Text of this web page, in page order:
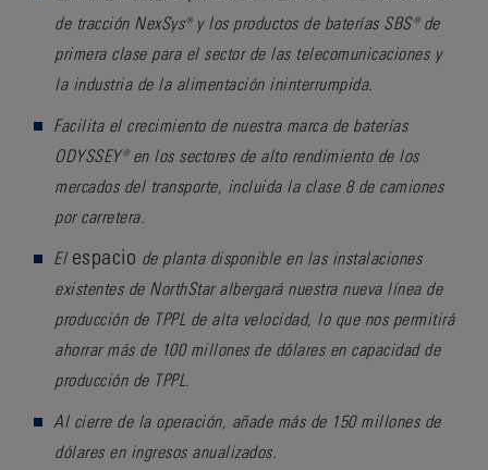
de tracción NexSys® y los productos de baterías SBS® de
primera clase para el sector de las telecomunicaciones y
la industria de la alimentación ininterrumpida.
Facilita el crecimiento de nuestra marca de baterías
ODYSSEY® en los sectores de alto rendimiento de los
mercados del transporte, incluida la clase 8 de camiones
por carretera.
El espacio de planta disponible en las instalaciones
existentes de NorthStar albergará nuestra nueva línea de
producción de TPPL de alta velocidad, lo que nos permitirá
ahorrar más de 100 millones de dólares en capacidad de
producción de TPPL.
Al cierre de la operación, añade más de 150 millones de
dólares en ingresos anualizados.